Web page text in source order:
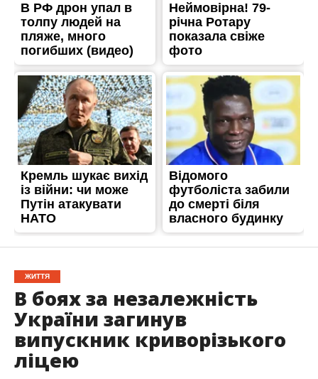
ЖИТТЯ
В боях за незалежність
України загинув
випускник криворізького
ліцею